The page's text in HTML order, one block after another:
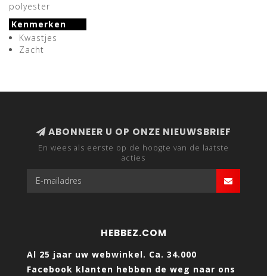
polyester
Kenmerken
Kwastjes
Zacht
ABONNEER U OP ONZE NIEUWSBRIEF
En wees als eerste op de hoogte van de laatste
acties
HEBBEZ.COM
Al 25 jaar uw webwinkel. Ca. 34.000
Facebook klanten hebben de weg naar ons